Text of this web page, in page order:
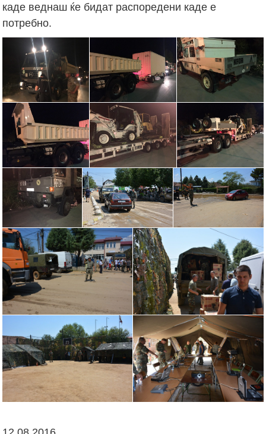
каде веднаш ќе бидат распоредени каде е
потребно.